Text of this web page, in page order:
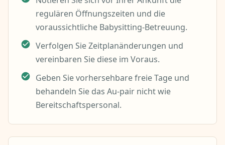
regulären Öffnungszeiten und die
voraussichtliche Babysitting-Betreuung.
Verfolgen Sie Zeitplanänderungen und
vereinbaren Sie diese im Voraus.
Geben Sie vorhersehbare freie Tage und
behandeln Sie das Au-pair nicht wie
Bereitschaftspersonal.